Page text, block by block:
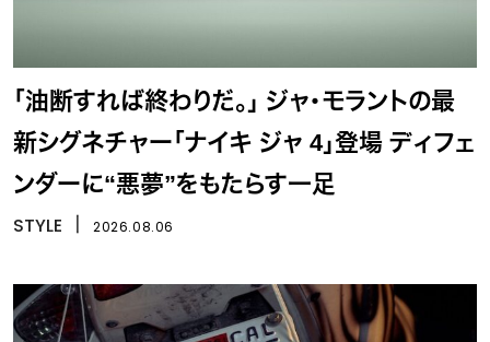
「油断すれば終わりだ。」 ジャ・モラントの最
新シグネチャー「ナイキ ジャ 4」登場 ディフェ
ンダーに“悪夢”をもたらす一足
STYLE 2026.08.06